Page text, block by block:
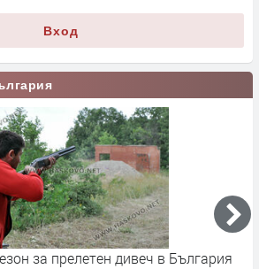
Вход
за прелетен дивеч в България